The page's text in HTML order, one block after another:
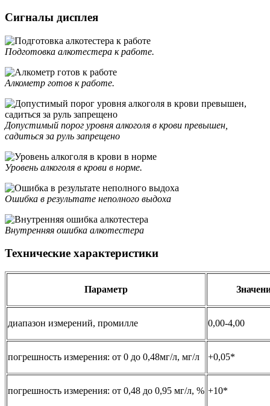
Сигналы дисплея
Подготовка алкотестера к работе.
Алкометр готов к работе.
Допустимый порог уровня алкоголя в крови превышен,
садиться за руль запрещено
Уровень алкоголя в крови в норме.
Ошибка в результате неполного выдоха
Внутренняя ошибка алкотестера
Технические характеристики
Параметр
диапазон измерений, промилле 0,00-4,00
погрешность измерения: от 0 до 0,48мг/л, мг/л +0,05*
погрешность измерения: от 0,48 до 0,95 мг/л, % +10*